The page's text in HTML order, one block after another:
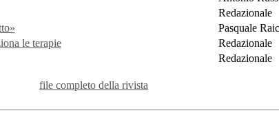
Redazionale
Pasquale
le terapie
Redazionale
Redazionale
file completo della rivista